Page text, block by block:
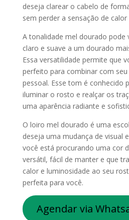
deseja clarear o cabelo de
sem perder a sensação de
A tonalidade mel dourado pode
claro e suave a um dourado
Essa versatilidade permite que
perfeito para combinar com
pessoal. Esse tom é conhecido
iluminar o rosto e realçar os
uma aparência radiante e
O loiro mel dourado é uma
deseja uma mudança de visual
você está procurando uma cor
versátil, fácil de manter e que
calor e luminosidade ao seu
perfeita para você.
Agendar via